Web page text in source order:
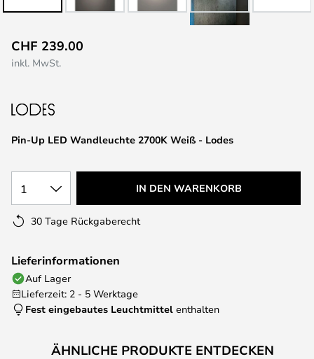
Anfang
der
springen
Pin-Up LED Wandleuchte 2700K Weiß - Lodes
CHF 239.00
inkl. MwSt.
1 IN DEN WARENKORB
30 Tage Rückgaberecht
Lieferinformationen
Auf Lager
Lieferzeit: 2 - 5 Werktage
Fest eingebautes Leuchtmittel enthalten
ÄHNLICHE PRODUKTE ENTDECKEN